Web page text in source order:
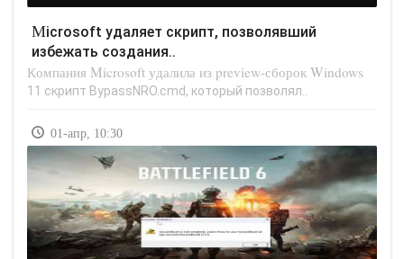
Microsoft удаляет скрипт, позволявший
избежать создания..
Компания Microsoft удалила из preview-сборок Windows
11 скрипт BypassNRO.cmd, который позволял..
01-апр, 10:30